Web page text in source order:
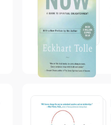
Hallgass bele